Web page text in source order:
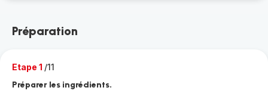
Préparation
Etape 1 /11
Préparer les ingrédients.